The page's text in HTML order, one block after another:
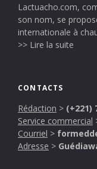
Lactuacho.com,
son nom, se
internationale à
>> Lire la suite
CONTACTS
Rédaction > (+221)
Service commercial
Courriel >
Adresse >